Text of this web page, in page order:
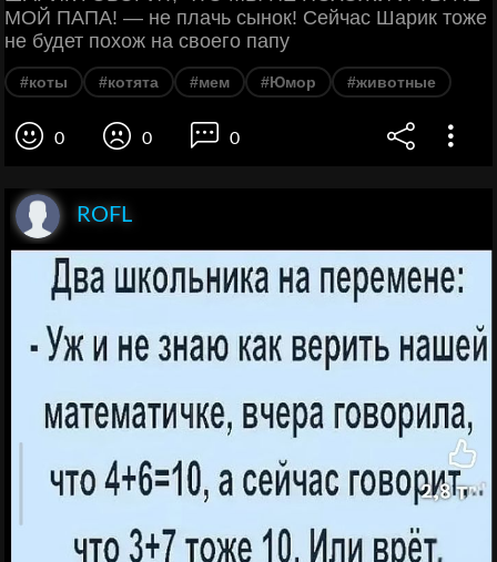
МОЙ ПАПА! — не плачь сынок! Сейчас Шарик тоже
не будет похож на своего папу
#коты #котята #мем #Юмор #животные
0 0 0
ROFL